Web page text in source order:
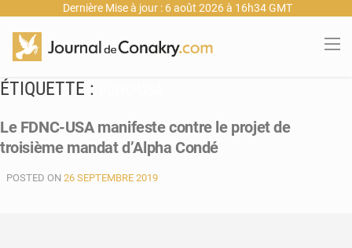
Dernière Mise à jour : 6 août 2026 à 16h34 GMT
ÉTIQUETTE :
Le FDNC-USA manifeste contre le projet de
troisième mandat d’Alpha Condé
POSTED ON 26 SEPTEMBRE 2019